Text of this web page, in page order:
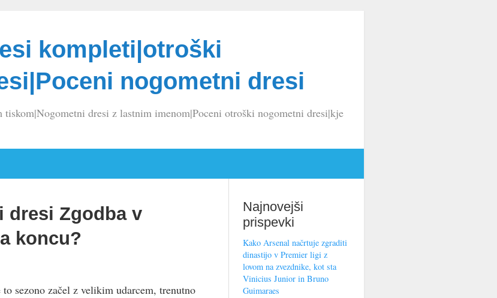
kompleti|otroški
nogometni dresi
dresi z lastnim imenom|Poceni otroški nogometni dresi|kje
dresi Zgodba v
koncu?
sezono začel z velikim udarcem, trenutno
Najnovejši
prispevki
Kako Arsenal načrtuje zgraditi
dinastijo v Premier ligi z
lovom na zvezdnike, kot sta
Vinicius Junior in Bruno
Guimaraes